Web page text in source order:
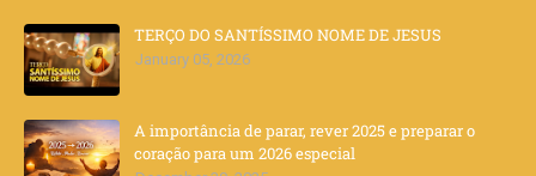
TERÇO DO SANTÍSSIMO NOME DE JESUS
January 05, 2026
A importância de parar, rever 2025 e preparar o
coração para um 2026 especial